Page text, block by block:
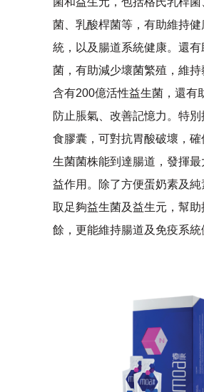
菌、乳酸桿菌等，有助維持健
統，以及腸道系統健康。還有
菌，有助減少壞菌繁殖，維持
含有200億活性益生菌，還有
防止脹氣、改善記憶力。特
食膠囊，可對抗胃酸破壞，確
生菌菌株能到達腸道，發揮
益作用。除了方便蛋奶素及
取足夠益生菌及益生元，幫助
餘，更能維持腸道及免疫系統